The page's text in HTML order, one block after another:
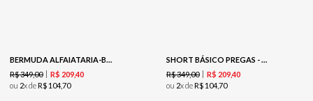
BERMUDA ALFAIATARIA-BRANCO
R$349,00 R$ 20940
ou 2x deR$ 10470
SHORT BÁSICO PREGAS - BRANCO
R$349,00 R$ 20940
ou 2x deR$ 10470